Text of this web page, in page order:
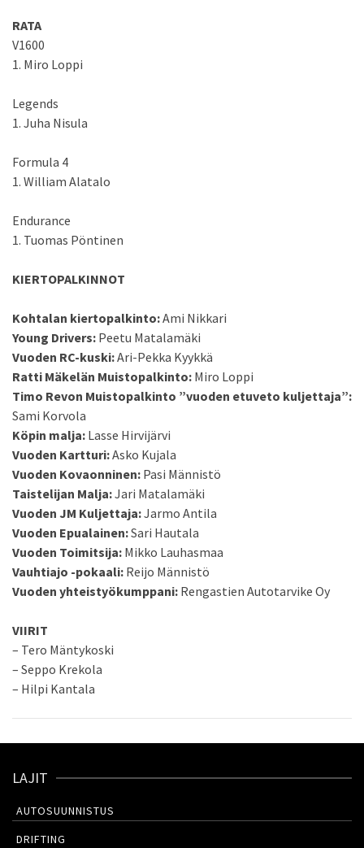
RATA
V1600
1. Miro Loppi
Legends
1. Juha Nisula
Formula 4
1. William Alatalo
Endurance
1. Tuomas Pöntinen
KIERTOPALKINNOT
Kohtalan kiertopalkinto:Ami Nikkari
Young Drivers: Peetu Matalamäki
Vuoden RC-kuski:Ari-Pekka Kyykkä
Ratti Mäkelän Muistopalkinto: Miro Loppi
Timo Revon Muistopalkinto ”vuoden etuveto kuljettaja”:
Sami Korvola
Köpin malja: Lasse Hirvijärvi
Vuoden Kartturi:Asko Kujala
Vuoden Kovaonninen: Pasi Männistö
Taistelijan Malja:Jari Matalamäki
Vuoden JM Kuljettaja:Jarmo Antila
Vuoden Epualainen:Sari Hautala
Vuoden Toimitsija: Mikko Lauhasmaa
Vauhtiajo -pokaali: Reijo Männistö
Vuoden yhteistyökumppani: Rengastien Autotarvike Oy
VIIRIT
– Tero Mäntykoski
– Seppo Krekola
– Hilpi Kantala
LAJIT
AUTOSUUNNISTUS
DRIFTING